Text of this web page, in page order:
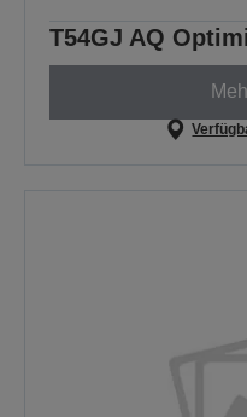
T54GJ AQ